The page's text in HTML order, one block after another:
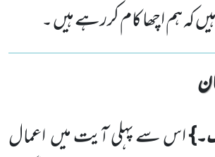
کہ ہم اچھا کام کررہے ہیں ۔
اس سے پہلی آیت میں اعمال